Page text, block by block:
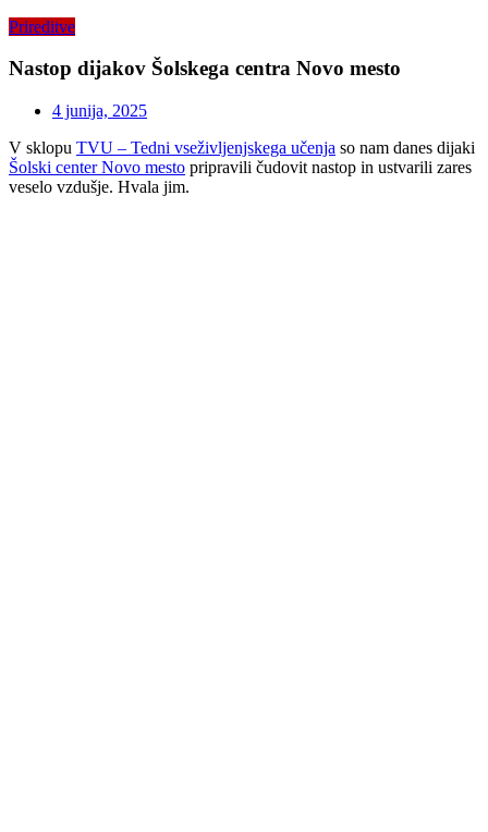
Prireditve
Nastop dijakov Šolskega centra Novo mesto
4 junija, 2025
V sklopu TVU – Tedni vseživljenjskega učenja so nam danes dijaki
Šolski center Novo mesto pripravili čudovit nastop in ustvarili zares
veselo vzdušje. Hvala jim.